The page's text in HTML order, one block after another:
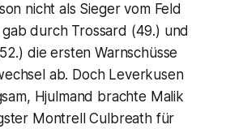
nicht als Sieger vom Feld
durch Trossard (49.) und
die ersten Warnschüsse
ab. Doch Leverkusen
Hjulmand brachte Malik
Montrell Culbreath für